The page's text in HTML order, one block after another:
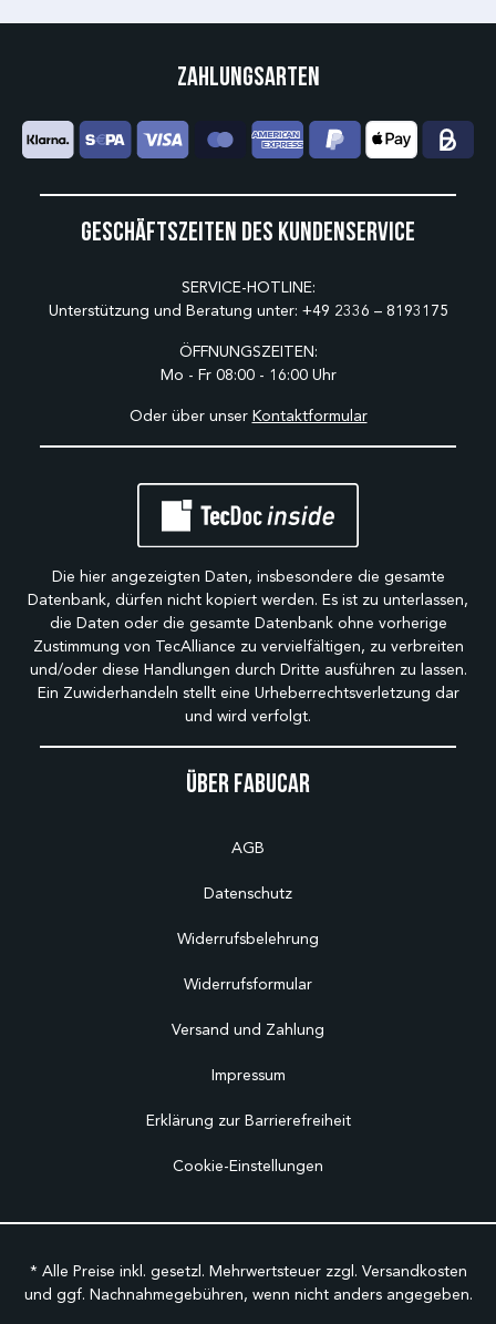
Über Fabucar
AGB
Datenschutz
Widerrufsbelehrung
Widerrufsformular
Versand und Zahlung
Impressum
Erklärung zur Barrierefreiheit
Cookie-Einstellungen
Geschäftszeiten des Kundenservice
SERVICE-HOTLINE:
Unterstützung und Beratung unter: +49 2336 – 8193175
ÖFFNUNGSZEITEN:
Mo - Fr 08:00 - 16:00 Uhr
Oder über unser Kontaktformular
Zahlungsarten
Die hier angezeigten Daten, insbesondere die gesamte
Datenbank, dürfen nicht kopiert werden. Es ist zu unterlassen,
die Daten oder die gesamte Datenbank ohne vorherige
Zustimmung von TecAlliance zu vervielfältigen, zu verbreiten
und/oder diese Handlungen durch Dritte ausführen zu lassen.
Ein Zuwiderhandeln stellt eine Urheberrechtsverletzung dar
und wird verfolgt.
* Alle Preise inkl. gesetzl. Mehrwertsteuer zzgl. Versandkosten
und ggf. Nachnahmegebühren, wenn nicht anders angegeben.